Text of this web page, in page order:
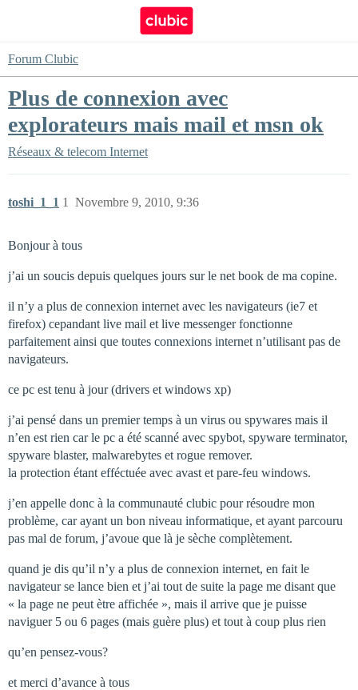
Forum Clubic
Plus de connexion avec
explorateurs mais mail et msn ok
Réseaux & telecom Internet
toshi_1_1 Novembre 9, 2010, 9:36
1
Bonjour à tous
j’ai un soucis depuis quelques jours sur le net book de ma copine.
il n’y a plus de connexion internet avec les navigateurs (ie7 et
firefox) cepandant live mail et live messenger fonctionne
parfaitement ainsi que toutes connexions internet n’utilisant pas de
navigateurs.
ce pc est tenu à jour (drivers et windows xp)
j’ai pensé dans un premier temps à un virus ou spywares mais il
n’en est rien car le pc a été scanné avec spybot, spyware terminator,
spyware blaster, malwarebytes et rogue remover.
la protection étant efféctuée avec avast et pare-feu windows.
j’en appelle donc à la communauté clubic pour résoudre mon
problème, car ayant un bon niveau informatique, et ayant parcouru
pas mal de forum, j’avoue que là je sèche complètement.
quand je dis qu’il n’y a plus de connexion internet, en fait le
navigateur se lance bien et j’ai tout de suite la page me disant que
« la page ne peut ètre affichée », mais il arrive que je puisse
naviguer 5 ou 6 pages (mais guère plus) et tout à coup plus rien
qu’en pensez-vous?
et merci d’avance à tous